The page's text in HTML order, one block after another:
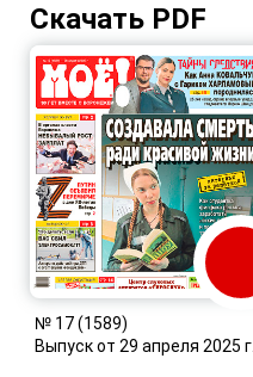
Скачать PDF
№ 17 (1589)
Выпуск от 29 апреля 2025 г.